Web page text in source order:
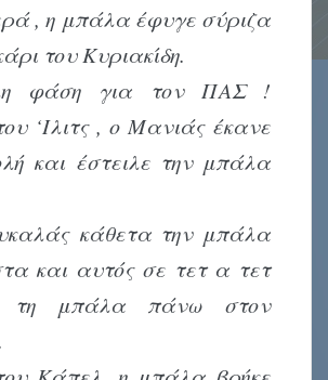
, η μπάλα έφυγε σύριζα
του Κυριακίδη.
φάση για τον ΠΑΣ !
‘Ιλιτς , ο Μανιάς έκανε
και έστειλε την μπάλα
κάθετα την μπάλα
και αυτός σε τετ α τετ
τη μπάλα πάνω στον